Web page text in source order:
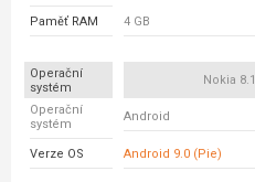
Paměť RAM 4 GB
Operační
systém
Nokia 8.1
Operační
systém
Android
Verze OS Android 9.0 (Pie)